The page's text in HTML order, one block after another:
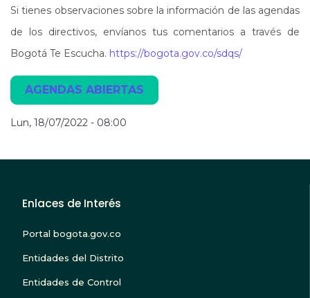
Si tienes observaciones sobre la información de las agendas
de los directivos, envíanos tus comentarios a través de
Bogotá Te Escucha. https://bogota.gov.co/sdqs/
AGENDAS ABIERTAS
Lun, 18/07/2022 - 08:00
Enlaces de Interés
Portal bogota.gov.co
Entidades del Distrito
Entidades de Control